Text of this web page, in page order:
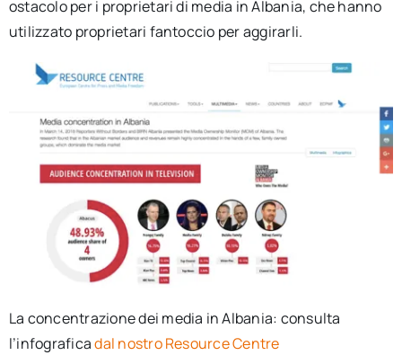
ostacolo per i proprietari di media in Albania, che hanno
utilizzato proprietari fantoccio per aggirarli.
La concentrazione dei media in Albania: consulta
l’infograficadal nostro Resource Centre